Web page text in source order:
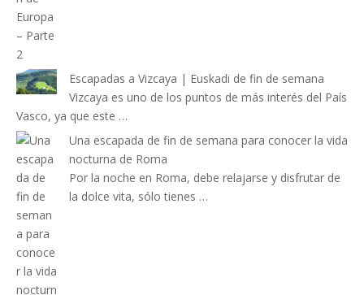
Escapadas a Vizcaya | Euskadi de fin de semana
Vizcaya es uno de los puntos de más interés del País
Vasco, ya que este …
Una escapada de fin de semana para conocer la vida
nocturna de Roma
Por la noche en Roma, debe relajarse y disfrutar de
la dolce vita, sólo tienes …